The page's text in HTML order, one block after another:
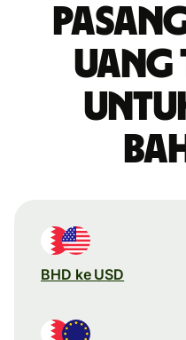
uang
BHD ke USD